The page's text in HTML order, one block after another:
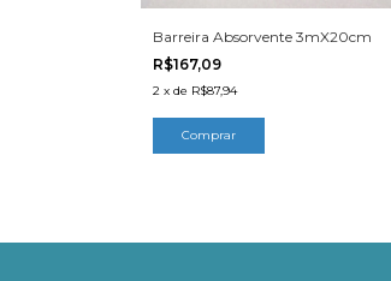
Barreira Absorvente 3mX20cm
R$167,09
2 x de R$87,94